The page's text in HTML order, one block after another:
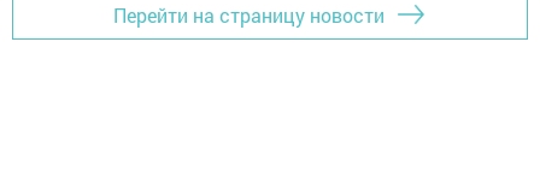
Перейти на страницу новости